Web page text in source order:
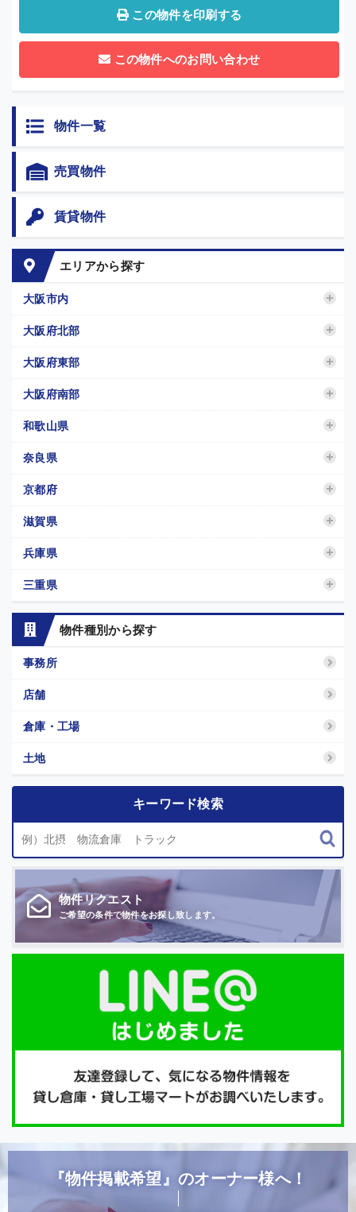
この物件を印刷する
この物件へのお問い合わせ
物件一覧
売買物件
賃貸物件
エリアから探す
大阪市内
大阪府北部
大阪府東部
大阪府南部
和歌山県
奈良県
京都府
滋賀県
兵庫県
三重県
物件種別から探す
事務所
店舗
倉庫・工場
土地
キーワード検索
物件リクエスト
ご希望の条件で物件をお探し致します。
『物件掲載希望』のオーナー様へ！